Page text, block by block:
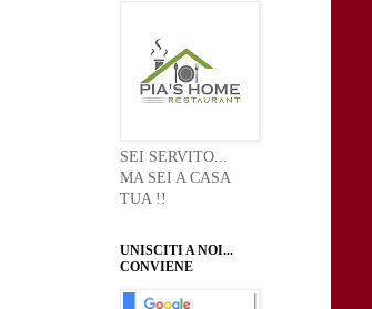
SEI SERVITO...
MA SEI A CASA
TUA !!
UNISCITI A NOI...
CONVIENE